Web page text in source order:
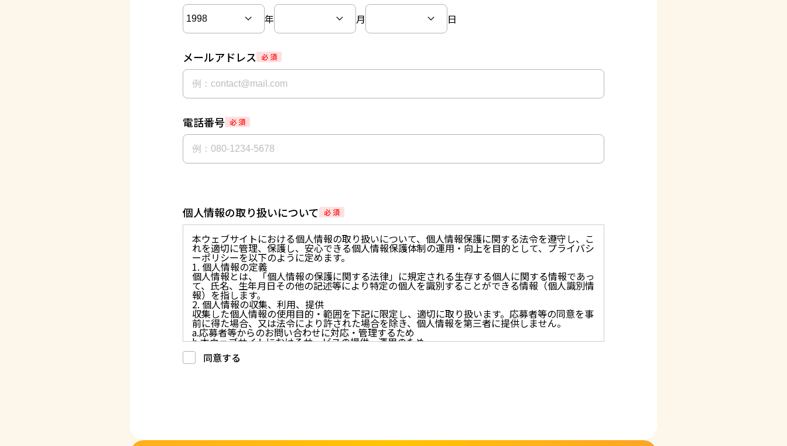
年 月 日
メールアドレス 必 須
電話番号 必 須
個人情報の取り扱いについて 必 須
本ウェブサイトにおける個人情報の取り扱いについて、個人情報保護に関する法令を遵守し、こ
れを適切に管理、保護し、安心できる個人情報保護体制の運用・向上を目的として、プライバシ
ーポリシーを以下のように定めます。
1. 個人情報の定義
個人情報とは、「個人情報の保護に関する法律」に規定される生存する個人に関する情報であっ
て、氏名、生年月日その他の記述等により特定の個人を識別することができる情報（個人識別情
報）を指します。
2. 個人情報の収集、利用、提供
収集した個人情報の使用目的・範囲を下記に限定し、適切に取り扱います。応募者等の同意を事
前に得た場合、又は法令により許された場合を除き、個人情報を第三者に提供しません。
a.応募者等からのお問い合わせに対応・管理するため
b.本ウェブサイトにおけるサービスの提供・運用のため
c.重要なお知らせなど必要に応じたご連絡のため
d.上記の利用目的に付随する目的
同意する